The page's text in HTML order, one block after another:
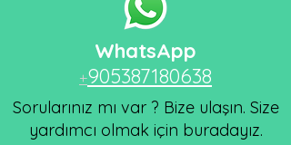
WhatsApp
+905387180638
Sorularınız mı var ? Bize ulaşın. Size
yardımcı olmak için buradayız.